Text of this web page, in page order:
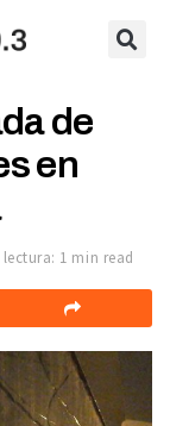
de
en
1 min read